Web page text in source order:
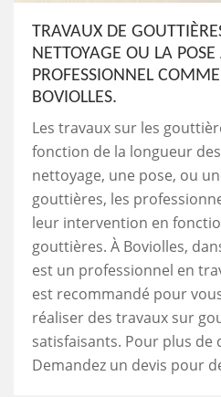
TRAVAUX DE
NETTOYAGE OU LA
PROFESSIONNEL
BOVIOLLES.
Les travaux sur les
fonction de la longueur
nettoyage, une pose, ou
gouttières, les
leur intervention en
gouttières. À Boviolles,
est un professionnel en
est recommandé pour
réaliser des travaux sur
satisfaisants. Pour plus de
Demandez un devis pour